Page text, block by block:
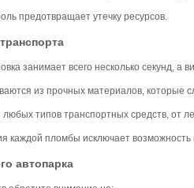
предотвращает утечку ресурсов.
занимает всего несколько секунд,
из прочных материалов, которые
типов транспортных средств, от
каждой пломбы исключает возможность
автопарка